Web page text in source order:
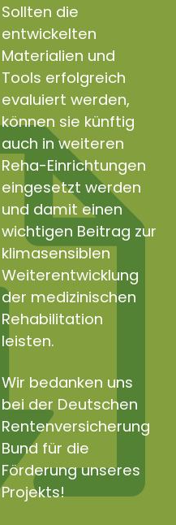
Sollten die
entwickelten
Materialien und
Tools erfolgreich
evaluiert werden,
können sie künftig
auch in weiteren
Reha-Einrichtungen
eingesetzt werden
und damit einen
wichtigen Beitrag zur
klimasensiblen
Weiterentwicklung
der medizinischen
Rehabilitation
leisten.
Wir bedanken uns
bei der Deutschen
Rentenversicherung
Bund für die
Förderung unseres
Projekts!